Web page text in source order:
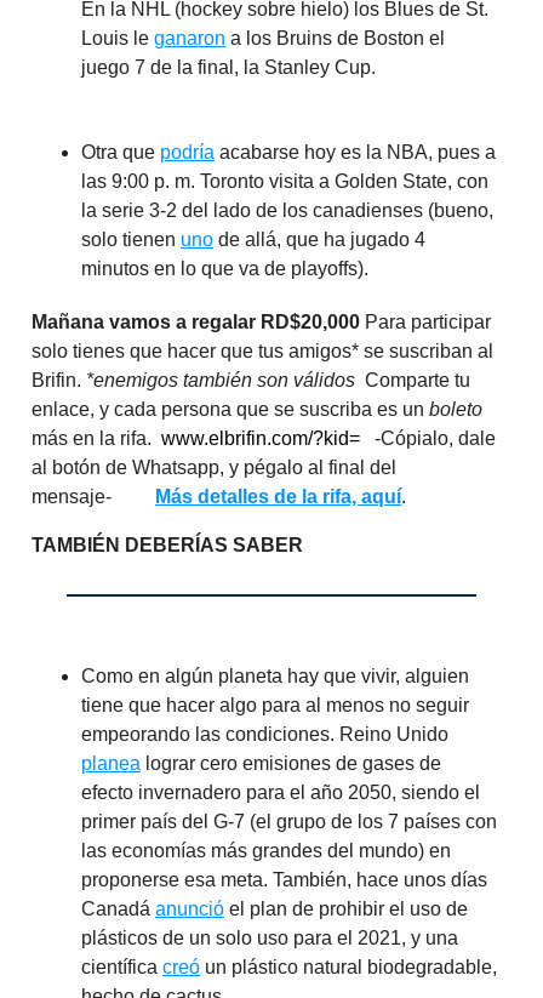
En la NHL (hockey sobre hielo) los Blues de St.
Louis le ganaron a los Bruins de Boston el
juego 7 de la final, la Stanley Cup.
Otra que podría acabarse hoy es la NBA, pues a
las 9:00 p. m. Toronto visita a Golden State, con
la serie 3-2 del lado de los canadienses (bueno,
solo tienen uno de allá, que ha jugado 4
minutos en lo que va de playoffs).
Mañana vamos a regalar RD$20,000 Para participar
solo tienes que hacer que tus amigos* se suscriban al
Brifin. *enemigos también son válidos Comparte tu
enlace, y cada persona que se suscriba es un boleto
más en la rifa. www.elbrifin.com/?kid=
-Cópialo, dale
al botón de Whatsapp, y pégalo al final del
mensaje-
Más detalles de la rifa, aquí.
TAMBIÉN DEBERÍAS SABER
Como en algún planeta hay que vivir, alguien
tiene que hacer algo para al menos no seguir
empeorando las condiciones. Reino Unido
planea lograr cero emisiones de gases de
efecto invernadero para el año 2050, siendo el
primer país del G-7 (el grupo de los 7 países con
las economías más grandes del mundo) en
proponerse esa meta. También, hace unos días
Canadá anunció el plan de prohibir el uso de
plásticos de un solo uso para el 2021, y una
científica creó un plástico natural biodegradable,